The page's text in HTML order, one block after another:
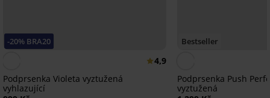
-20% BRA20
4,9
Podprsenka Violeta vyztužená
vyhlazující
Bestseller
Podprsenka Push
vyztužená